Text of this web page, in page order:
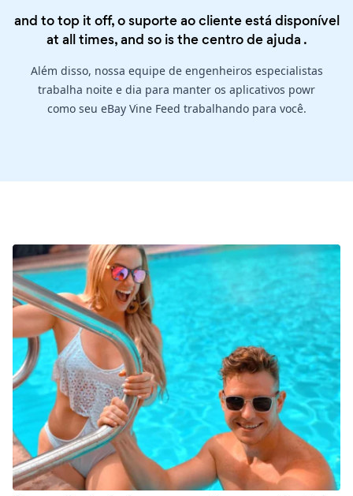
and to top it off, o suporte ao cliente está disponível
at all times, and so is thecentro de ajuda .
Além disso, nossa equipe de engenheiros especialistas
trabalha noite e dia para manter os aplicativos powr
como seu eBay Vine Feed trabalhando para você.